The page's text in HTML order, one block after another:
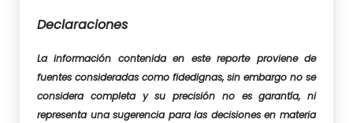
Declaraciones
La información contenida en este reporte proviene de
fuentes consideradas como fidedignas, sin embargo no se
considera completa y su precisión no es garantía, ni
representa una sugerencia para las decisiones en materia